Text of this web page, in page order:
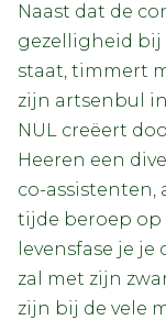
Naast dat de
gezelligheid bij
staat, timmert
zijn artsenbul
NUL creëert
Heeren een
co-assistenten,
tijde beroep op
levensfase je
zal met zijn
zijn bij de vele